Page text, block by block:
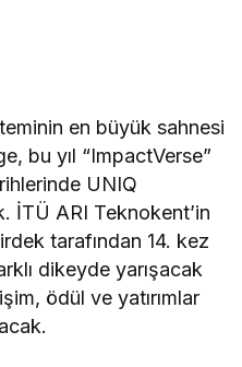
en büyük sahnesi
bu yıl “ImpactVerse”
UNIQ
İTÜ ARI Teknokent’in
tarafından 14. kez
dikeyde yarışacak
ödül ve yatırımlar